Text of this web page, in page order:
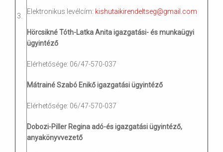
3.
Elektronikus levélcím: kishutaikirendeltseg@gmail.com
Hörcsikné Tóth-Latka Anita igazgatási- és munkaügyi
ügyintéző
Elérhetősége: 06/47-570-037
Mátrainé Szabó Enikő igazgatási ügyintéző
Elérhetősége: 06/47-570-037
Dobozi-Piller Regina adó-és igazgatási ügyintéző,
anyakönyvvezető